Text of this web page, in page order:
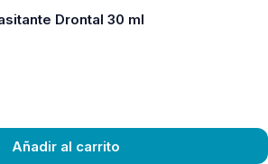
Drontal 30 ml
Añadir al carrito